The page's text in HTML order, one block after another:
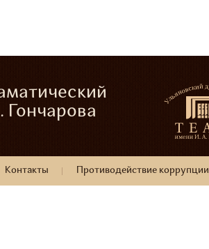
Гончарова
Контакты Противодействие коррупции